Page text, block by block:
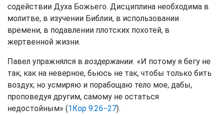
содействии Духа Божьего. Дисциплина необходима в
молитве, в изучении Библии, в использовании
времени, в подавлении плотских похотей, в
жертвенной жизни.
Павел упражнялся в воздержании. «И потому я бегу не
так, как на неверное, бьюсь не так, чтобы только бить
воздух; но усмиряю и порабощаю тело мое, дабы,
проповедуя другим, самому не остаться
недостойным» (1Кор 9:26−27).